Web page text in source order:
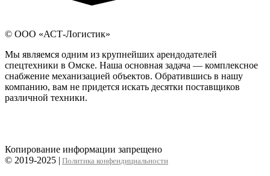
© ООО «АСТ-Логистик»
Мы являемся одним из крупнейших арендодателей
спецтехники в Омске. Наша основная задача — комплексное
снабжение механизацией объектов. Обратившись в нашу
компанию, вам не придется искать десятки поставщиков
различной техники.
Копирование информации запрещено
© 2019-2025 | Политика конфендициальности